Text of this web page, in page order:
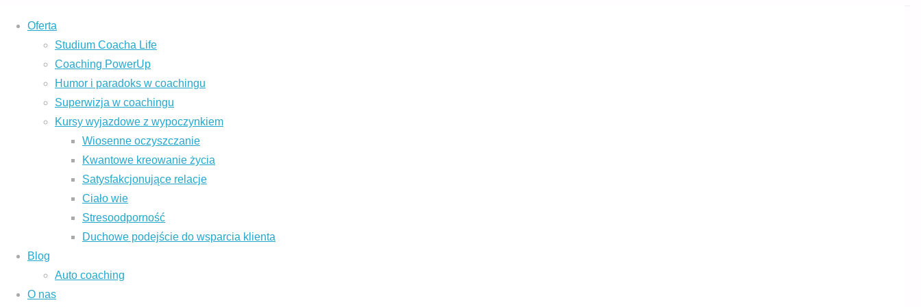
Oferta
Studium Coacha Life
Coaching PowerUp
Humor i paradoks w coachingu
Superwizja w coachingu
Kursy wyjazdowe z wypoczynkiem
Wiosenne oczyszczanie
Kwantowe kreowanie życia
Satysfakcjonujące relacje
Ciało wie
Stresoodporność
Duchowe podejście do wsparcia klienta
Blog
Auto coaching
O nas
Strona
główna
Coaching PowerUp
Coaching PowerUp